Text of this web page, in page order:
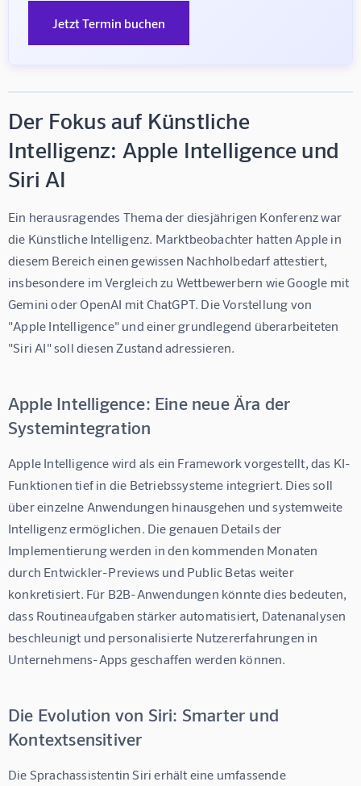
Jetzt Termin buchen
Der Fokus auf Künstliche
Intelligenz: Apple Intelligence und
Siri AI
Ein herausragendes Thema der diesjährigen Konferenz war
die Künstliche Intelligenz. Marktbeobachter hatten Apple in
diesem Bereich einen gewissen Nachholbedarf attestiert,
insbesondere im Vergleich zu Wettbewerbern wie Google mit
Gemini oder OpenAI mit ChatGPT. Die Vorstellung von
"Apple Intelligence" und einer grundlegend überarbeiteten
"Siri AI" soll diesen Zustand adressieren.
Apple Intelligence: Eine neue Ära der
Systemintegration
Apple Intelligence wird als ein Framework vorgestellt, das KI-
Funktionen tief in die Betriebssysteme integriert. Dies soll
über einzelne Anwendungen hinausgehen und systemweite
Intelligenz ermöglichen. Die genauen Details der
Implementierung werden in den kommenden Monaten
durch Entwickler-Previews und Public Betas weiter
konkretisiert. Für B2B-Anwendungen könnte dies bedeuten,
dass Routineaufgaben stärker automatisiert, Datenanalysen
beschleunigt und personalisierte Nutzererfahrungen in
Unternehmens-Apps geschaffen werden können.
Die Evolution von Siri: Smarter und
Kontextsensitiver
Die Sprachassistentin Siri erhält eine umfassende